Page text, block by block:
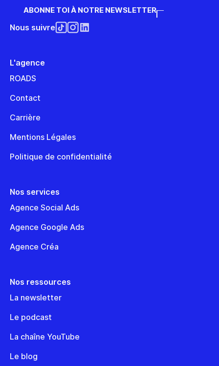
ABONNE TOI À NOTRE NEWSLETTER
Nous suivre
L'agence
ROADS
Contact
Carrière
Mentions Légales
Politique de confidentialité
Nos services
Agence Social Ads
Agence Google Ads
Agence Créa
Nos ressources
La newsletter
Le podcast
La chaîne YouTube
Le blog